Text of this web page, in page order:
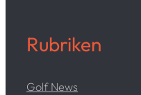
Rubriken
Golf News